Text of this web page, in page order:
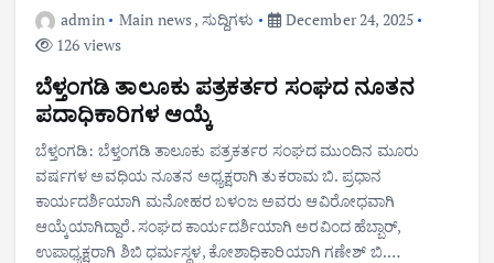
admin Main news, ಸುದ್ದಿಗಳು
December 24, 2025
126 views
ಬೆಳ್ತಂಗಡಿ ತಾಲೂಕು ಪತ್ರಕರ್ತರ ಸಂಘದ ನೂತನ
ಪದಾಧಿಕಾರಿಗಳ ಆಯ್ಕೆ
ಬೆಳ್ತಂಗಡಿ: ಬೆಳ್ತಂಗಡಿ ತಾಲೂಕು ಪತ್ರಕರ್ತರ ಸಂಘದ ಮುಂದಿನ ಮೂರು
ವರ್ಷಗಳ ಅವಧಿಯ ನೂತನ ಅಧ್ಯಕ್ಷರಾಗಿ ತುಕರಾಮ ಬಿ. ಪ್ರಧಾನ
ಕಾರ್ಯದರ್ಶಿಯಾಗಿ ಮನೋಹರ ಬಳಂಜ ಅವರು ಆವಿರೋಧವಾಗಿ
ಆಯ್ಕೆಯಾಗಿದ್ದಾರೆ. ಸಂಘದ ಕಾರ್ಯದರ್ಶಿಯಾಗಿ ಅರವಿಂದ ಹೆಬ್ಬಾರ್,
ಉಪಾಧ್ಯಕ್ಷರಾಗಿ ಶಿಬಿ ಧರ್ಮಸ್ಥಳ, ಕೋಶಾಧಿಕಾರಿಯಾಗಿ ಗಣೇಶ್ ಬಿ.…